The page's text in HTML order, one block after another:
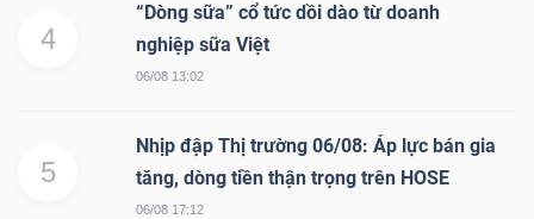
4
“Dòng sữa” cổ tức dồi dào từ doanh
nghiệp sữa Việt
06/08 13:02
5
Nhịp đập Thị trường 06/08: Áp lực bán gia
tăng, dòng tiền thận trọng trên HOSE
06/08 17:12